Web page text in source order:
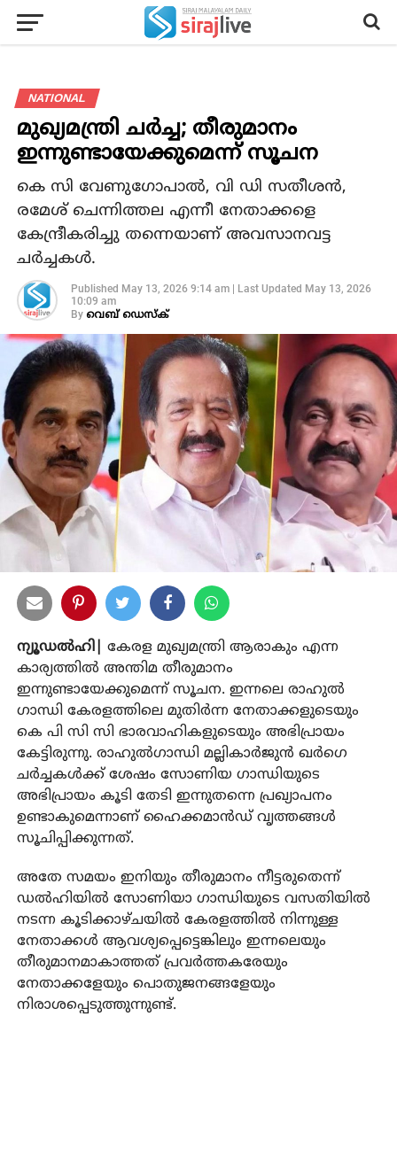
NATIONAL
മുഖ്യമന്ത്രി ചർച്ച; തീരുമാനം
ഇന്നുണ്ടായേക്കുമെന്ന് സൂചന
കെ സി വേണുഗോപാല്‍, വി ഡി സതീശന്‍,
രമേശ് ചെന്നിത്തല എന്നീ നേതാക്കളെ
കേന്ദ്രീകരിച്ചു തന്നെയാണ് അവസാനവട്ട
ചര്‍ച്ചകള്‍.
Published May 13, 2026 9:14 am| Last Updated May 13, 2026
10:09 am
By വെബ് ഡെസ്‌ക്
ന്യൂഡല്‍ഹി|
കേരള മുഖ്യമന്ത്രി ആരാകും എന്ന
കാര്യത്തില്‍ അന്തിമ തീരുമാനം
ഇന്നുണ്ടായേക്കുമെന്ന് സൂചന. ഇന്നലെ രാഹുല്‍
ഗാന്ധി കേരളത്തിലെ മുതിര്‍ന്ന നേതാക്കളുടെയും
കെ പി സി സി ഭാരവാഹികളുടെയും അഭിപ്രായം
കേട്ടിരുന്നു. രാഹുല്‍ഗാന്ധി മല്ലികാര്‍ജുന്‍ ഖര്‍ഗെ
ചര്‍ച്ചകള്‍ക്ക് ശേഷം സോണിയ ഗാന്ധിയുടെ
അഭിപ്രായം കൂടി തേടി ഇന്നുതന്നെ പ്രഖ്യാപനം
ഉണ്ടാകുമെന്നാണ് ഹൈക്കമാന്‍ഡ് വൃത്തങ്ങള്‍
സൂചിപ്പിക്കുന്നത്.
അതേ സമയം ഇനിയും തീരുമാനം നീട്ടരുതെന്ന്
ഡല്‍ഹിയില്‍ സോണിയാ ഗാന്ധിയുടെ വസതിയില്‍
നടന്ന കൂടിക്കാഴ്ചയില്‍ കേരളത്തില്‍ നിന്നുള്ള
നേതാക്കള്‍ ആവശ്യപ്പെട്ടെങ്കിലും ഇന്നലെയും
തീരുമാനമാകാത്തത് പ്രവര്‍ത്തകരേയും
നേതാക്കളേയും പൊതുജനങ്ങളേയും
നിരാശപ്പെടുത്തുന്നുണ്ട്.